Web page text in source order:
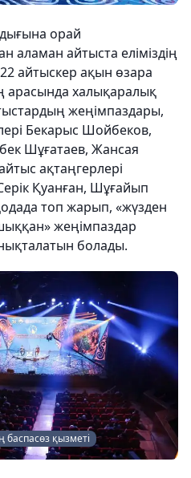
орай
айтыста еліміздің
22 айтыскер ақын өзара
арасында халықаралық
жеңімпаздары,
Бекарыс Шойбеков,
Шұғатаев, Жансая
ақтаңгерлері
Қуанған, Шұғайып
топ жарып, «жүзден
жеңімпаздар
болады.
қызметі